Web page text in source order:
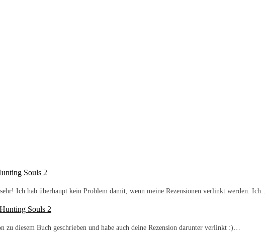
Souls 2
Ich hab überhaupt kein Problem damit, wenn meine Rezensionen verlinkt werden. Ich…
Souls 2
zu diesem Buch geschrieben und habe auch deine Rezension darunter verlinkt :)…